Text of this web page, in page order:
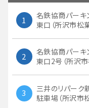
1
名鉄協商パーキ
東口（所沢市松
2
名鉄協商パーキ
東口2号（所沢
3
三井のリパーク
駐車場（所沢市